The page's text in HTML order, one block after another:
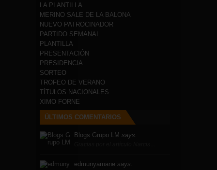
LA PLANTILLA
MERINO SALE DE LA BALONA
NUEVO PATROCINADOR
PARTIDO SEMANAL
PLANTILLA
PRESENTACIÓN
PRESIDENCIA
SORTEO
TROFEO DE VERANO
TÍTULOS NACIONALES
XIMO FORNE
ÚLTIMOS COMENTARIOS
Blogs Grupo LM says:
edmunyamane says: